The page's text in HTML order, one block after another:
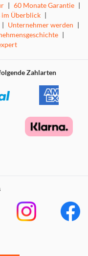
| 60 Monate Garantie |
im Überblick |
| Unternehmer werden |
|
Zahlarten